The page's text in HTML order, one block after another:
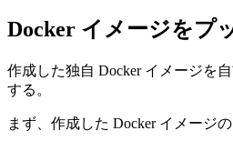
Docker イメージをプ
作成した独自 Docker イメージを
する。
まず、作成した Docker イメージ